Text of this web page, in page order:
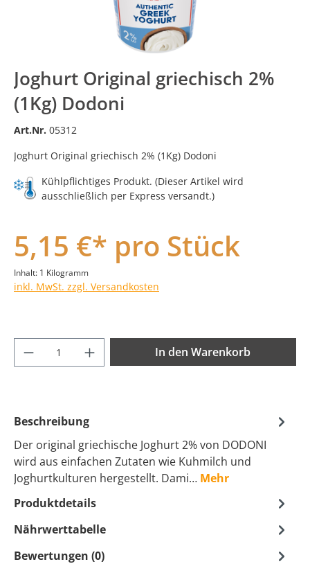
Joghurt Original griechisch 2%
(1Kg) Dodoni
Art.Nr. 05312
Joghurt Original griechisch 2% (1Kg) Dodoni
Kühlpflichtiges Produkt. (Dieser Artikel wird
ausschließlich per Express versandt.)
5,15 €* pro Stück
Inhalt: 1 Kilogramm
inkl. MwSt. zzgl. Versandkosten
Produkt Anzahl: Gib den gewünschten
In den Warenkorb
Beschreibung
Der original griechische Joghurt 2% von DODONI
wird aus einfachen Zutaten wie Kuhmilch und
Joghurtkulturen hergestellt. Dami… Mehr
Produktdetails
Nährwerttabelle
Bewertungen (0)